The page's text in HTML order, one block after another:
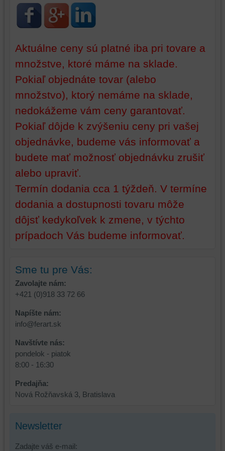
Aktuálne ceny sú platné iba pri tovare a
množstve, ktoré máme na sklade.
Pokiaľ objednáte tovar (alebo
množstvo), ktorý nemáme na sklade,
nedokážeme vám ceny garantovať.
Pokiaľ dôjde k zvýšeniu ceny pri vašej
objednávke, budeme vás informovať a
budete mať možnosť objednávku zrušiť
alebo upraviť.
Termín dodania cca 1 týždeň. V termíne
dodania a dostupnosti tovaru môže
dôjsť kedykoľvek k zmene, v týchto
prípadoch Vás budeme informovať.
Sme tu pre Vás:
Zavolajte nám:
+421 (0)918 33 72 66
Napíšte nám:
info@ferart.sk
Navštívte nás:
pondelok - piatok
8:00 - 16:30
Predajňa:
Nová Rožňavská 3, Bratislava
Newsletter
Zadajte váš e-mail:
identifikáciu
relácie
dosiahnutie
základnej
funkčnosti
platformy,
zážitku
z
a
zabezpečenia.
mohli
poskytovať
doplnkové
ktoré
zlepšujú
váš
zážitok
z
prehliadania,
niektoré
z
vašich
preferencií
bez
toho,
ste
mali
používateľský
účet
prihlásenia,
používať
skripty
zdroje
tretích
strán,
widgety
atď.